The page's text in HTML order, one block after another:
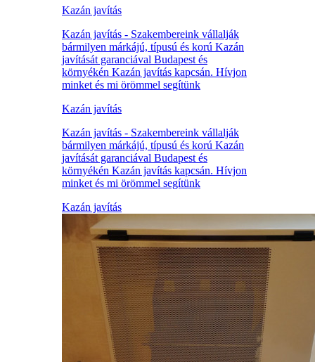
Kazán javítás
Kazán javítás - Szakembereink vállalják
bármilyen márkájú, típusú és korú Kazán
javítását garanciával Budapest és
környékén Kazán javítás kapcsán. Hívjon
minket és mi örömmel segítünk
Kazán javítás
Kazán javítás - Szakembereink vállalják
bármilyen márkájú, típusú és korú Kazán
javítását garanciával Budapest és
környékén Kazán javítás kapcsán. Hívjon
minket és mi örömmel segítünk
Kazán javítás